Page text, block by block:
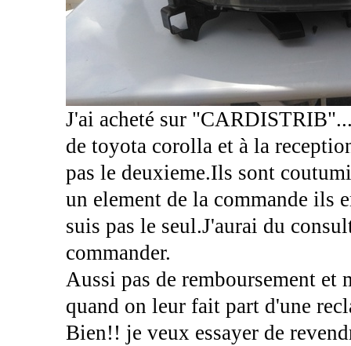
J'ai acheté sur
de toyota corolla et à la
pas le deuxieme.Ils sont
un element de la commande ils
suis pas le seul.J'aurai du
commander.
Aussi pas de remboursement et
quand on leur fait part d'une
Bien!! je veux essayer de